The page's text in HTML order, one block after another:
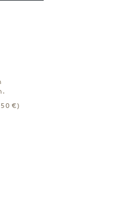
VERSAND AM 18.
€)